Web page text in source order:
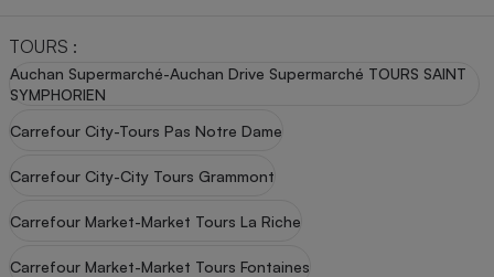
TOURS :
Auchan Supermarché-Auchan Drive Supermarché TOURS SAINT
SYMPHORIEN
Carrefour City-Tours Pas Notre Dame
Carrefour City-City Tours Grammont
Carrefour Market-Market Tours La Riche
Carrefour Market-Market Tours Fontaines